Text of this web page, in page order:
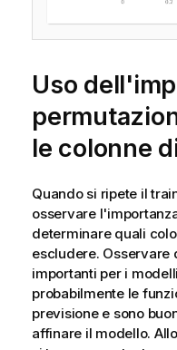
Uso
le colonne
Quando si ripete il
osservare
determinare quali
escludere. Osservare
importanti per i
probabilmente le
previsione e sono
affinare il modello.